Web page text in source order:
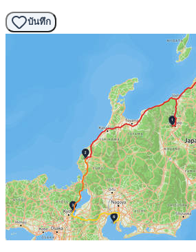
บันทึก